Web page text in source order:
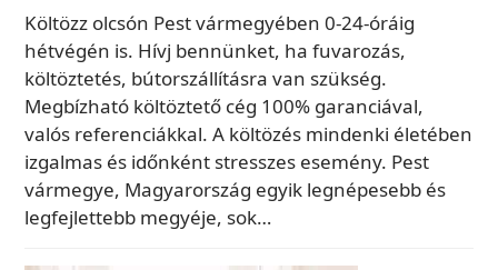
Költözz olcsón Pest vármegyében 0-24-óráig
hétvégén is. Hívj bennünket, ha fuvarozás,
költöztetés, bútorszállításra van szükség.
Megbízható költöztető cég 100% garanciával,
valós referenciákkal. A költözés mindenki életében
izgalmas és időnként stresszes esemény. Pest
vármegye, Magyarország egyik legnépesebb és
legfejlettebb megyéje, sok…